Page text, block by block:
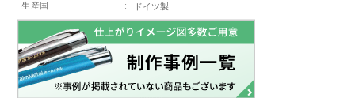
生産国
: ドイツ製